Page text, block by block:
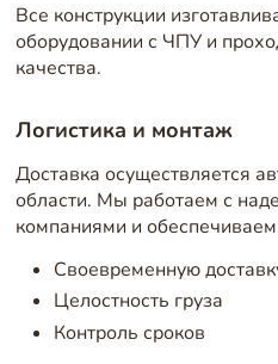
Все конструкции
оборудовании с ЧПУ и
качества.
Логистика и монтаж
Доставка осуществляется
области. Мы работаем с
компаниями и
Своевременную
Целостность груза
Контроль сроков